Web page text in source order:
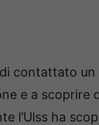
contattato un
e a
l’Ulss ha